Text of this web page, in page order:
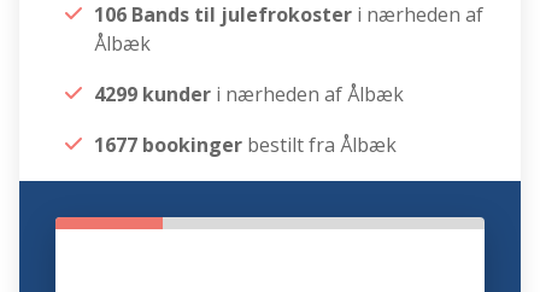
106 Bands til julefrokoster i nærheden af
Ålbæk
4299 kunder i nærheden af Ålbæk
1677 bookinger bestilt fra Ålbæk